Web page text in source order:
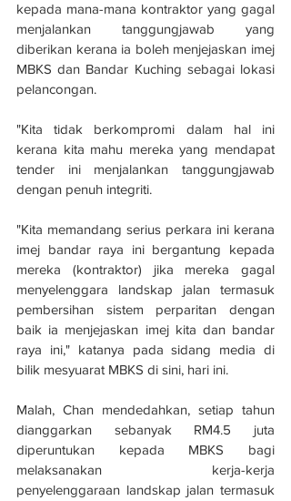
kepada mana-mana kontraktor yang gagal
menjalankan tanggungjawab yang
diberikan kerana ia boleh menjejaskan imej
MBKS dan Bandar Kuching sebagai lokasi
pelancongan.
"Kita tidak berkompromi dalam hal ini
kerana kita mahu mereka yang mendapat
tender ini menjalankan tanggungjawab
dengan penuh integriti.
"Kita memandang serius perkara ini kerana
imej bandar raya ini bergantung kepada
mereka (kontraktor) jika mereka gagal
menyelenggara landskap jalan termasuk
pembersihan sistem perparitan dengan
baik ia menjejaskan imej kita dan bandar
raya ini," katanya pada sidang media di
bilik mesyuarat MBKS di sini, hari ini.
Malah, Chan mendedahkan, setiap tahun
dianggarkan sebanyak RM4.5 juta
diperuntukan kepada MBKS bagi
melaksanakan kerja-kerja
penyelenggaraan landskap jalan termasuk